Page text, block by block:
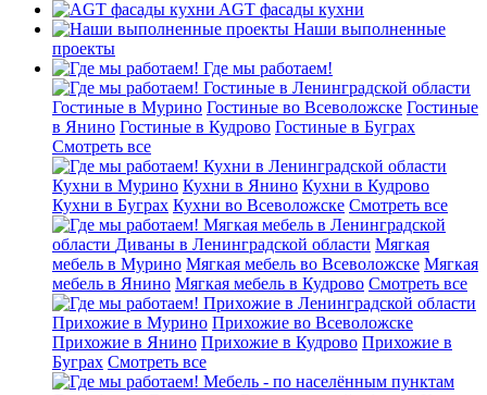
AGT фасады кухни
Наши выполненные
проекты
Где мы работаем!
Гостиные в Ленинградской области
Гостиные в Мурино Гостиные во Всеволожске Гостиные
в Янино Гостиные в Кудрово Гостиные в Буграх
Смотреть все
Кухни в Ленинградской области
Кухни в Мурино Кухни в Янино Кухни в Кудрово
Кухни в Буграх Кухни во Всеволожске Смотреть все
Мягкая мебель в Ленинградской
области Диваны в Ленинградской области Мягкая
мебель в Мурино Мягкая мебель во Всеволожске Мягкая
мебель в Янино Мягкая мебель в Кудрово Смотреть все
Прихожие в Ленинградской области
Прихожие в Мурино Прихожие во Всеволожске
Прихожие в Янино Прихожие в Кудрово Прихожие в
Буграх Смотреть все
Мебель - по населённым пунктам